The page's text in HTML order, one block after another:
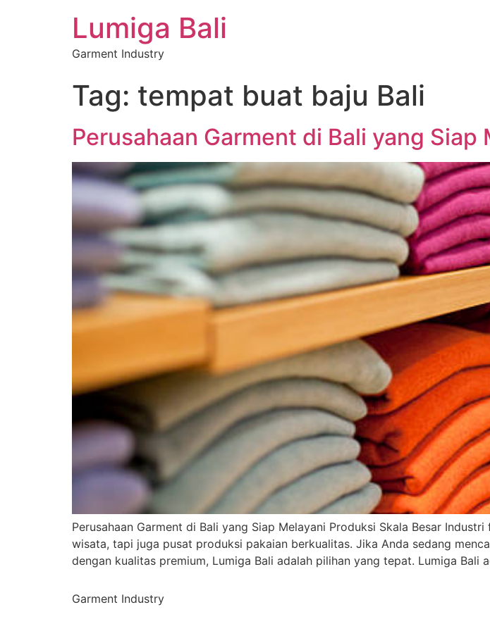
Lumiga Bali
Garment Industry
Tag: tempat buat baju Bali
Perusahaan Garment di Bali yang
Perusahaan Garment di Bali yang Siap Melayani Produksi Skala Besar
wisata, tapi juga pusat produksi pakaian berkualitas. Jika Anda sedang
dengan kualitas premium, Lumiga Bali adalah pilihan yang tepat. Lumiga Bali
Garment Industry